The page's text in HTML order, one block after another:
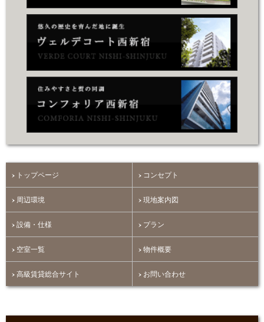
トップページ コンセプト
周辺環境 現地案内図
設備・仕様 プラン
空室一覧 物件概要
高級賃貸総合サイト お問い合わせ